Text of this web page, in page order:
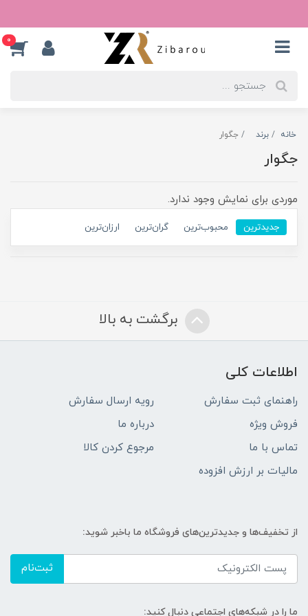
0
خانه برند جگوار
جگوار
موردی برای نمایش وجود ندارد.
جدیدترین محبوب‌ترین گران‌ترین ارزان‌ترین
برگشت به بالا
اطلاعات کلی
راهنمای ثبت سفارش
رویه ارسال سفارش
فروش ویژه
درباره ما
تماس با ما
مرجوع کردن کالا
مالیات بر ارزش افزوده
از تخفیف‌ها و جدیدترین‌های فروشگاه ما باخبر شوید:
ثبت‌نام
ما را در شبکه‌های اجتماعی دنبال کنید: